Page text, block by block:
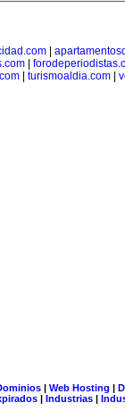
|
| turismoaldia.com|
| Web Hosting |
| Industrias |